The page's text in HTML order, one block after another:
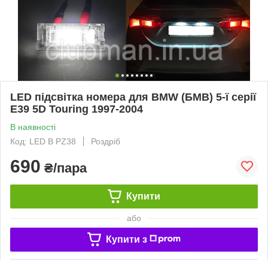
LED підсвітка номера для BMW (БМВ) 5-ї серії
E39 5D Touring 1997-2004
В наявності
Код: LED B PZ38
Роздріб
690 ₴/пара
Купити
або
Купити з